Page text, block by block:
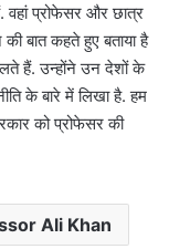
वहां प्रोफेसर और छात्र
बात कहते हुए बताया है
हैं. उन्होंने उन देशों के
के बारे में लिखा है. हम
को प्रोफेसर की
Ali Khan